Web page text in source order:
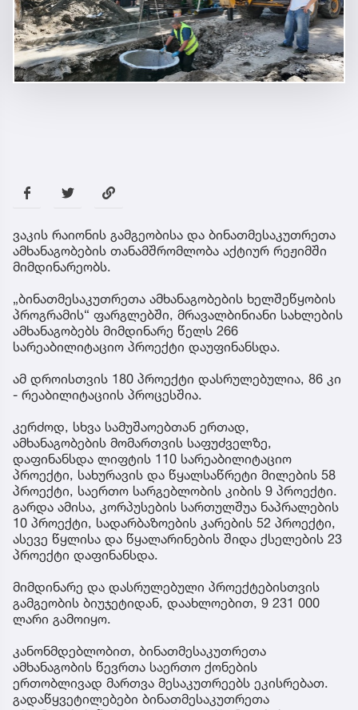
ვაკის რაიონის გამგეობისა და ბინათმესაკუთრეთა
ამხანაგობების თანამშრომლობა აქტიურ რეჟიმში
მიმდინარეობს.
„ბინათმესაკუთრეთა ამხანაგობების ხელშეწყობის
პროგრამის“ ფარგლებში, მრავალბინიანი სახლების
ამხანაგობებს მიმდინარე წელს 266
სარეაბილიტაციო პროექტი დაუფინანსდა.
ამ დროისთვის 180 პროექტი დასრულებულია, 86 კი
- რეაბილიტაციის პროცესშია.
კერძოდ, სხვა სამუშაოებთან ერთად,
ამხანაგობების მომართვის საფუძველზე,
დაფინანსდა ლიფტის 110 სარეაბილიტაციო
პროექტი, სახურავის და წყალსაწრეტი მილების 58
პროექტი, საერთო სარგებლობის კიბის 9 პროექტი.
გარდა ამისა, კორპუსების სართულშუა ნაპრალების
10 პროექტი, სადარბაზოების კარების 52 პროექტი,
ასევე წყლისა და წყალარინების შიდა ქსელების 23
პროექტი დაფინანსდა.
მიმდინარე და დასრულებული პროექტებისთვის
გამგეობის ბიუჯეტიდან, დაახლოებით, 9 231 000
ლარი გამოიყო.
კანონმდებლობით, ბინათმესაკუთრეთა
ამხანაგობის წევრთა საერთო ქონების
ერთობლივად მართვა მესაკუთრეებს ეკისრებათ.
გადაწყვეტილებები ბინათმესაკუთრეთა